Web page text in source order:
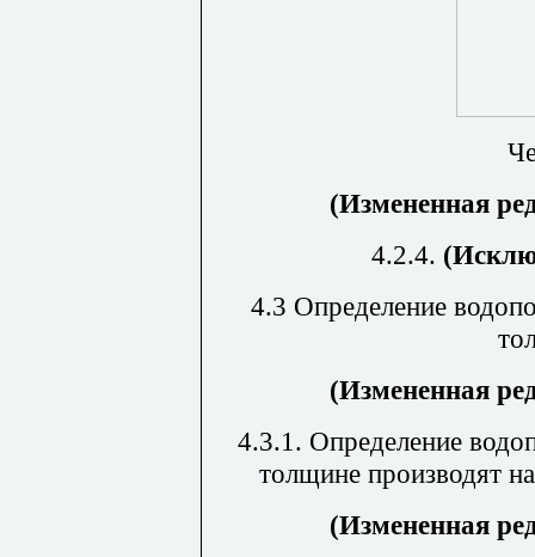
(Измененная
4.2.4.
4.3 Определение
(Измененная
4.3.1. Определение
толщине производят
(Измененная